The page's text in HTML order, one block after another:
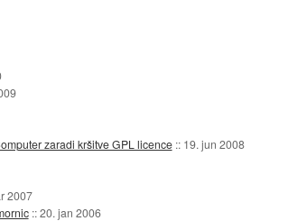
zaradi kršitve GPL licence :: 19. jun 2008
2007
::20. jan 2006